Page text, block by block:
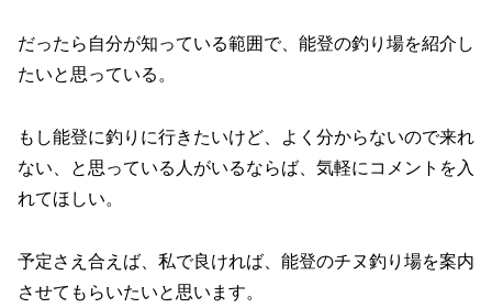
だったら自分が知っている範囲で、能登の釣り場を紹介し
たいと思っている。
もし能登に釣りに行きたいけど、よく分からないので来れ
ない、と思っている人がいるならば、気軽にコメントを入
れてほしい。
予定さえ合えば、私で良ければ、能登のチヌ釣り場を案内
させてもらいたいと思います。